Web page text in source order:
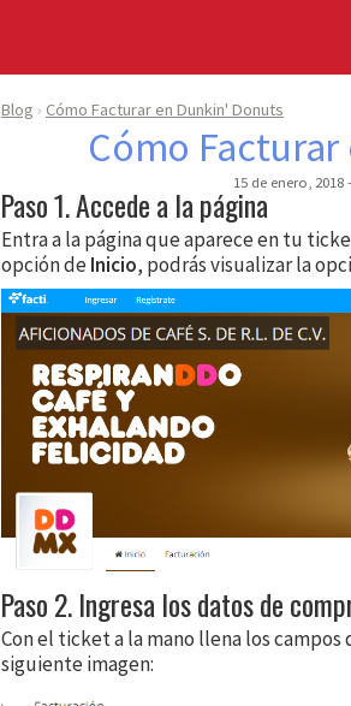
Blog Cómo Facturar en Dunkin' Donuts
Cómo
15 de enero, 2018
Paso 1. Accede a la página
Entra a la página que aparece en tu
opción deInicio, podrás visualizar la
Paso 2. Ingresa los datos de
Con el ticket a la mano llena los
siguiente imagen: